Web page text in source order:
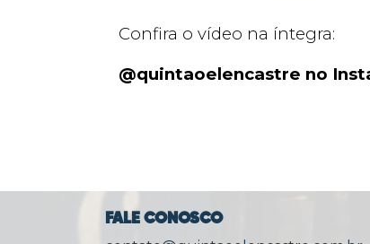
Confira o vídeo na íntegra:
@quintaoelencastre no
FALE CONOSCO